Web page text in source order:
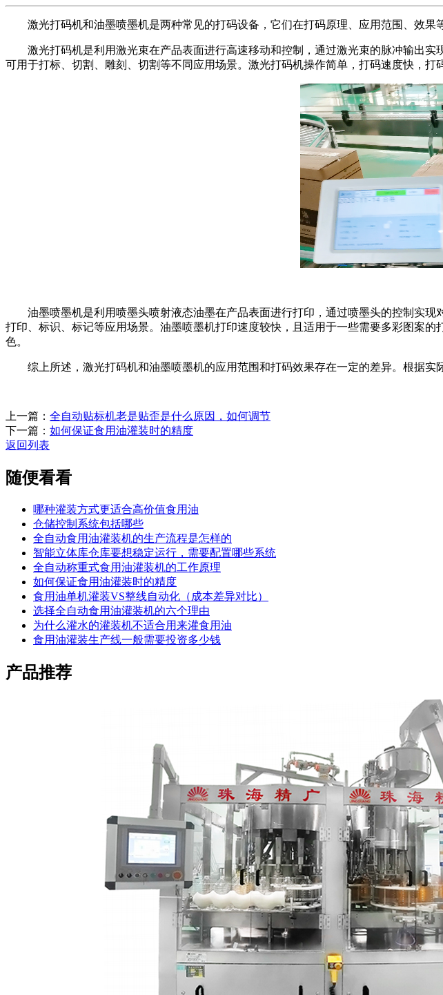
激光打码机和油墨喷墨机是两种常见的打码设备，它们在打码原理、应用范围、效果
激光打码机是利用激光束在产品表面进行高速移动和控制，通过激光束的脉冲输出实
可用于打标、切割、雕刻、切割等不同应用场景。激光打码机操作简单，打码速度快，打
油墨喷墨机是利用喷墨头喷射液态油墨在产品表面进行打印，通过喷墨头的控制实现
打印、标识、标记等应用场景。油墨喷墨机打印速度较快，且适用于一些需要多彩图案
色。
综上所述，激光打码机和油墨喷墨机的应用范围和打码效果存在一定的差异。根据实
上一篇： 全自动贴标机老是贴歪是什么原因，如何调节
下一篇： 如何保证食用油灌装时的精度
返回列表
随便看看
哪种灌装方式更适合高价值食用油
仓储控制系统包括哪些
全自动食用油灌装机的生产流程是怎样的
智能立体库仓库要想稳定运行，需要配置哪些系统
全自动称重式食用油灌装机的工作原理
如何保证食用油灌装时的精度
食用油单机灌装VS整线自动化（成本差异对比）
选择全自动食用油灌装机的六个理由
为什么灌水的灌装机不适合用来灌食用油
食用油灌装生产线一般需要投资多少钱
产品推荐